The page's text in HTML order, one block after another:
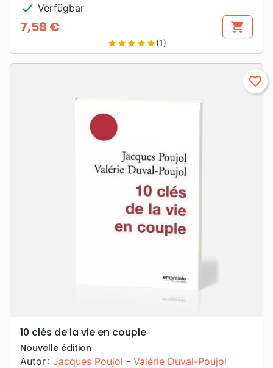
check Verfügbar
Preis
7,58 € shopping_cart
star star star star star(1)
favorite_border
10 clés de la vie en couple
Nouvelle édition
Autor : Jacques Poujol - Valérie Duval-Poujol